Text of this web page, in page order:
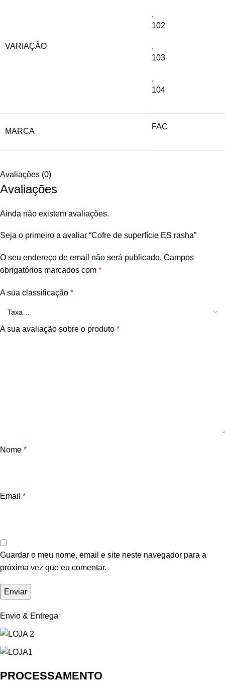
VARIAÇÃO
,
102
,
103
,
104
MARCA
FAC
Avaliações (0)
Avaliações
Ainda não existem avaliações.
Seja o primeiro a avaliar “Cofre de superfície ES rasha”
O seu endereço de email não será publicado. Campos
obrigatórios marcados com *
A sua classificação *
A sua avaliação sobre o produto *
Nome *
Email *
Guardar o meu nome, email e site neste navegador para a
próxima vez que eu comentar.
Envio & Entrega
PROCESSAMENTO